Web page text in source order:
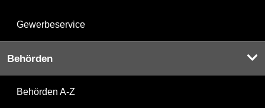
Gewerbeservice
Behörden
Behörden A-Z